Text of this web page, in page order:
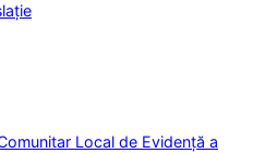
Local de Evidență a